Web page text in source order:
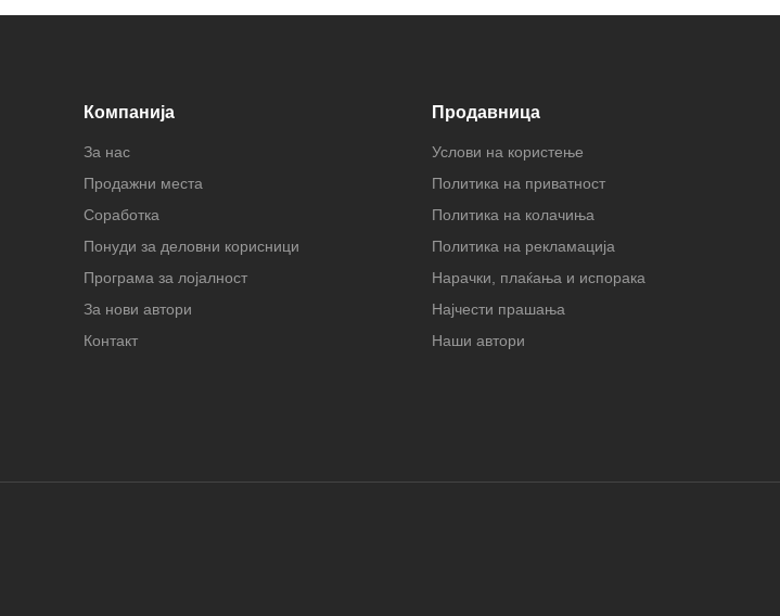
Компанија
За нас
Продажни места
Соработка
Понуди за деловни корисници
Програма за лојалност
За нови автори
Контакт
Продавница
Услови на користење
Политика на приватност
Политика на колачиња
Политика на рекламација
Нарачки, плаќања и испорака
Најчести прашања
Наши автори